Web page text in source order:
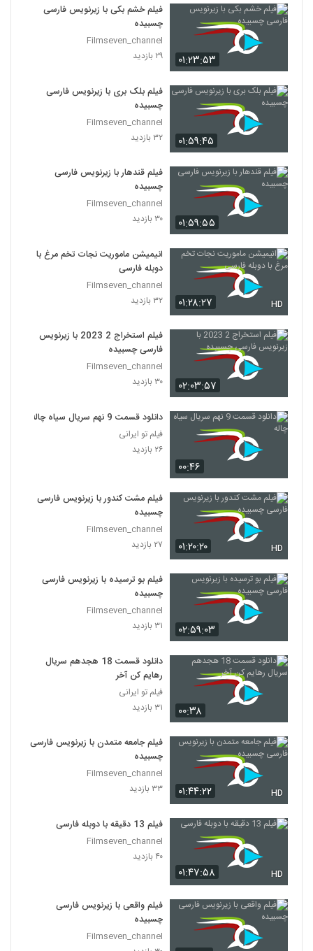
۰۱:۲۳:۵۳
فیلم خشم بکی با زیرنویس فارسی
چسبیده
Filmseven_channel
۲۹ بازدید
۰۱:۵۹:۴۵
فیلم بلک بری با زیرنویس فارسی
چسبیده
Filmseven_channel
۳۲ بازدید
۰۱:۵۹:۵۵
فیلم قندهار با زیرنویس فارسی
چسبیده
Filmseven_channel
۳۰ بازدید
۰۱:۲۸:۲۷ HD
انیمیشن ماموریت نجات تخم مرغ با
دوبله فارسی
Filmseven_channel
۳۲ بازدید
۰۲:۰۳:۵۷
فیلم استخراج 2 2023 با زیرنویس
فارسی چسبیده
Filmseven_channel
۳۰ بازدید
۰۰:۴۶
دانلود قسمت 9 نهم سریال سیاه چاله
فیلم تو ایرانی
۲۶ بازدید
۰۱:۲۰:۲۰ HD
فیلم مشت کندور با زیرنویس فارسی
چسبیده
Filmseven_channel
۲۷ بازدید
۰۲:۵۹:۰۳
فیلم بو ترسیده با زیرنویس فارسی
چسبیده
Filmseven_channel
۳۱ بازدید
۰۰:۳۸
دانلود قسمت 18 هجدهم سریال
رهایم کن آخر
فیلم تو ایرانی
۳۱ بازدید
۰۱:۴۴:۲۲ HD
فیلم جامعه متمدن با زیرنویس فارسی
چسبیده
Filmseven_channel
۳۳ بازدید
۰۱:۴۷:۵۸ HD
فیلم 13 دقیقه با دوبله فارسی
Filmseven_channel
۴۰ بازدید
فیلم واقعی با زیرنویس فارسی
چسبیده
Filmseven_channel